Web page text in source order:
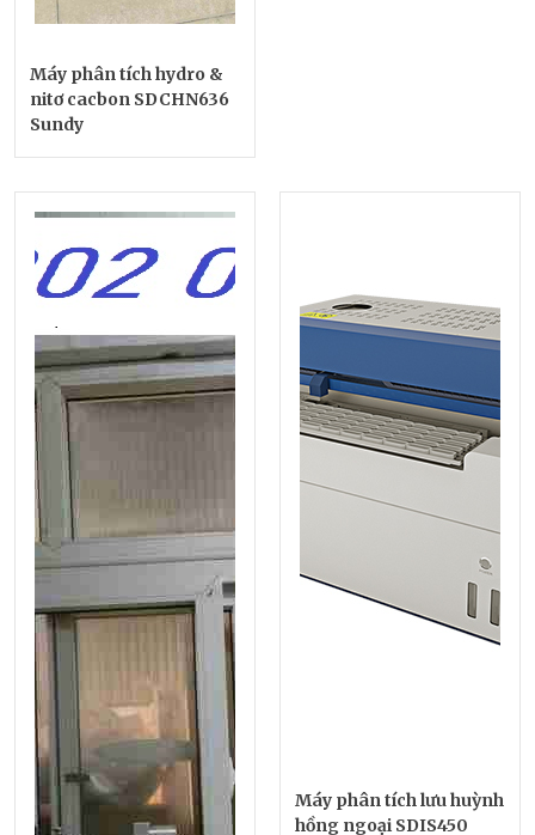
Máy phân tích hydro &
nitơ cacbon SDCHN636
Sundy
Máy phân tích lưu huỳnh
hồng ngoại SDIS450